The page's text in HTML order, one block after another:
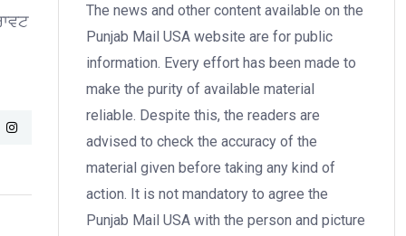
The news and other content available on the
Punjab Mail USA website are for public
information. Every effort has been made to
make the purity of available material
reliable. Despite this, the readers are
advised to check the accuracy of the
material given before taking any kind of
action. It is not mandatory to agree the
Punjab Mail USA with the person and picture